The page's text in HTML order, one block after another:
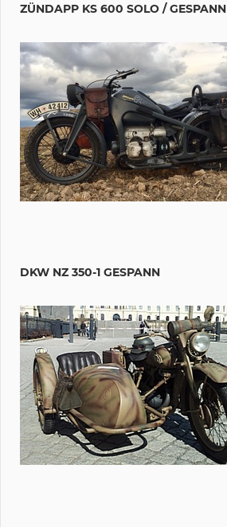
ZÜNDAPP KS 600 SOLO / GESPANN
DKW NZ 350-1 GESPANN